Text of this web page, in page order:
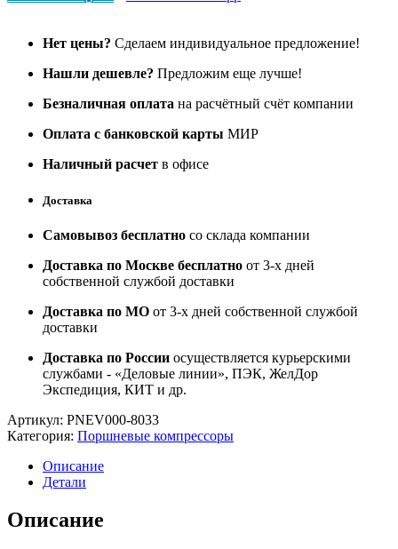
Нет цены? Сделаем индивидуальное предложение!
Нашли дешевле? Предложим еще лучше!
Безналичная оплата на расчётный счёт компании
Оплата с банковской карты МИР
Наличный расчет в офисе
Доставка
Самовывоз бесплатно со склада компании
Доставка по Москве бесплатно от 3-х дней
собственной службой доставки
Доставка по МО от 3-х дней собственной службой
доставки
Доставка по России осуществляется курьерскими
службами - «Деловые линии», ПЭК, ЖелДор
Экспедиция, КИТ и др.
Артикул: PNEV000-8033
Категория: Поршневые компрессоры
Описание
Детали
Описание